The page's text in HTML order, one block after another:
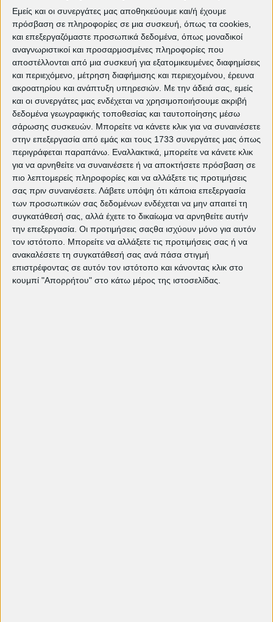
Εμείς και οι συνεργάτες μας αποθηκεύουμε και/ή έχουμε
πρόσβαση σε πληροφορίες σε μια συσκευή, όπως τα cookies,
και επεξεργαζόμαστε προσωπικά δεδομένα, όπως μοναδικοί
αναγνωριστικοί και προσαρμοσμένες πληροφορίες που
αποστέλλονται από μια συσκευή για εξατομικευμένες διαφημίσεις
και περιεχόμενο, μέτρηση διαφήμισης και περιεχομένου, έρευνα
ακροατηρίου και ανάπτυξη υπηρεσιών. Με την άδειά σας, εμείς
και οι συνεργάτες μας ενδέχεται να χρησιμοποιήσουμε ακριβή
δεδομένα γεωγραφικής τοποθεσίας και ταυτοποίησης μέσω
σάρωσης συσκευών. Μπορείτε να κάνετε κλικ για να συναινέσετε
στην επεξεργασία από εμάς και τους 1733 συνεργάτες μας όπως
περιγράφεται παραπάνω. Εναλλακτικά, μπορείτε να κάνετε κλικ
για να αρνηθείτε να συναινέσετε ή να αποκτήσετε πρόσβαση σε
πιο λεπτομερείς πληροφορίες και να αλλάξετε τις προτιμήσεις
σας πριν συναινέσετε. Λάβετε υπόψη ότι κάποια επεξεργασία
των προσωπικών σας δεδομένων ενδέχεται να μην απαιτεί τη
συγκατάθεσή σας, αλλά έχετε το δικαίωμα να αρνηθείτε αυτήν
την επεξεργασία. Οι προτιμήσεις σαςθα ισχύουν μόνο για αυτόν
τον ιστότοπο. Μπορείτε να αλλάξετε τις προτιμήσεις σας ή να
ανακαλέσετε τη συγκατάθεσή σας ανά πάσα στιγμή
επιστρέφοντας σε αυτόν τον ιστότοπο και κάνοντας κλικ στο
κουμπί "Απορρήτου" στο κάτω μέρος της ιστοσελίδας.
Πρόγραμμα Χειμώνας 2016-2017>>
Δείτε ακόμη:
Τρέχον πρόγραμμα προβολών
The Bride!: Τα τέρατα δεν είναι αυτά
που νομίζεις | EDITORIAL
"Ομάχα": Μια πορεία προς την
ελευθερία και τη σύνδεση των
ανθρώπων | EDITORIAL
Weapons: Ο Zach Cregger και ο
τρόμος της διπλανής πόρτας |
EDITORIAL
«Io Capitano» του Ματέο Γκαρόνε |
EDITORIAL
"Η Φόνισσα" της Εύας Νάθενα |